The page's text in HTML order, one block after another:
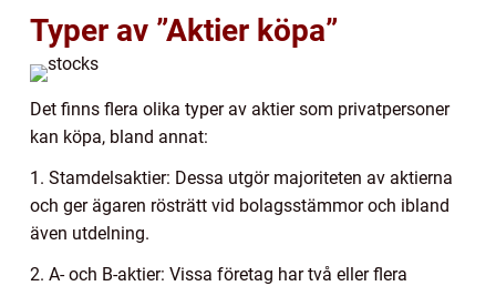
Typer av ”Aktier köpa”
Det finns flera olika typer av aktier som privatpersoner
kan köpa, bland annat:
1. Stamdelsaktier: Dessa utgör majoriteten av aktierna
och ger ägaren rösträtt vid bolagsstämmor och ibland
även utdelning.
2. A- och B-aktier: Vissa företag har två eller flera